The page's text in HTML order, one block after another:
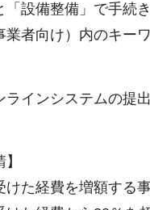
設備整備」で手続
者向け）内のキー
インシステムの提
た経費を増額する